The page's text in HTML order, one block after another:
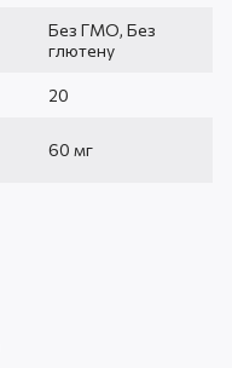
Без ГМО, Без
глютену
20
60 мг